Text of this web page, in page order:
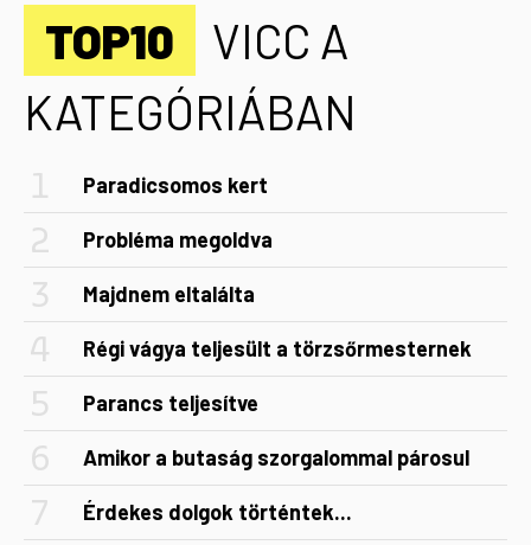
TOP10
VICC A
KATEGÓRIÁBAN
Paradicsomos kert
Probléma megoldva
Majdnem eltalálta
Régi vágya teljesült a törzsőrmesternek
Parancs teljesítve
Amikor a butaság szorgalommal párosul
Érdekes dolgok történtek...